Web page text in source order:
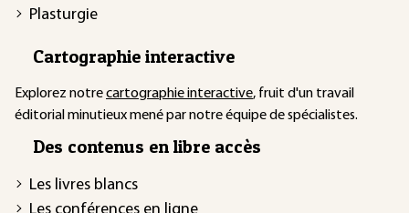
Plasturgie
Cartographie interactive
Explorez notrecartographie interactive, fruit d'un travail
éditorial minutieux mené par notre équipe de spécialistes.
Des contenus en libre accès
Les livres blancs
Les conférences en ligne